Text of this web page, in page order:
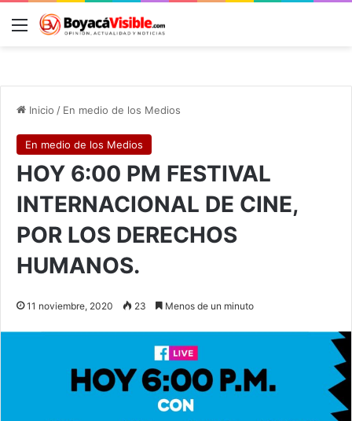
Menú
Inicio / En medio de los Medios
En medio de los Medios
HOY 6:00 PM FESTIVAL
INTERNACIONAL DE CINE,
POR LOS DERECHOS
HUMANOS.
11 noviembre, 2020 23 Menos de un minuto